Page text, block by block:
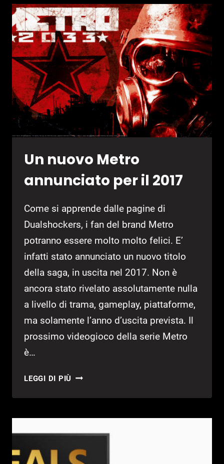
YOU,
GIOCO
INVESTIGATIVO
“NEON-
NOIR”
Un nuovo Metro
annunciato per il 2017
Come si apprende dalle pagine di
Dualshockers, i fan del brand Metro
potranno essere molto molto felici. E’
infatti stato annunciato un nuovo titolo
della saga, in uscita nel 2017. Non è
ancora stato rivelato assolutamente nulla
a livello di trama, gameplay, piattaforme,
ma solamente l’anno d’uscita prevista. Il
prossimo videogioco della serie Metro
è…
LEGGI DI PIÙ UN
METRO
IL
2017